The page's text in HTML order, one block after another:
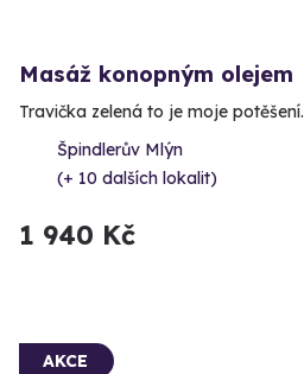
Masáž konopným olejem
Travička zelená to je moje potěšení.
Špindlerův Mlýn
(+ 10 dalších lokalit)
1 940 Kč
AKCE